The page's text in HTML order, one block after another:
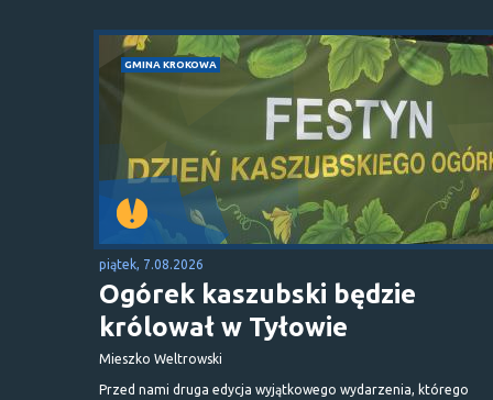
GMINA KROKOWA
piątek, 7.08.2026
Ogórek kaszubski będzie
królował w Tyłowie
Mieszko Weltrowski
Przed nami druga edycja wyjątkowego wydarzenia, którego